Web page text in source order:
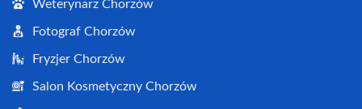
Weterynarz Chorzów
Fotograf Chorzów
Fryzjer Chorzów
Salon Kosmetyczny Chorzów